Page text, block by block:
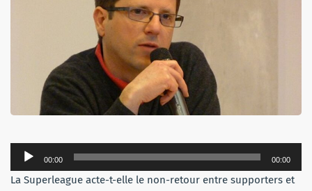
Lecteur
audio
00:00 00:00
La Superleague acte-t-elle le non-retour entre supporters et